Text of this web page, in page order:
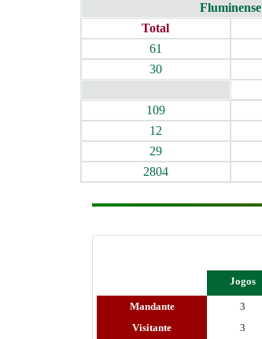
Fluminense
Total
61
30
109
12
29
2804
Jogos
Mandante 3
Visitante
3